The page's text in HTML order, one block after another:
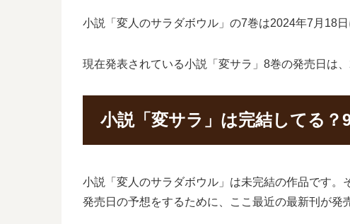
小説「変人のサラダボウル」の7巻は2024年7月18
現在発表されている小説「変サラ」8巻の発売日は
小説「変サラ」は完結してる？
小説「変人のサラダボウル」は未完結の作品です
発売日の予想をするために、ここ最近の最新刊が発